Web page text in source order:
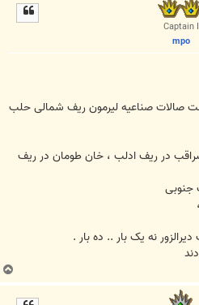
Captain I
mpo
ﺻﺎﻻﺕ ﺻﻨﺎﻋﯿﻪ ﻟﯿﺮﻣﻮﻥ ﺭﯾﻒ ﺷﻤﺎﻟﯽ ﺣﻠﺐ
ﺩﺭ ﺭﯾﻒ ﺍﺩﻟﺐ ، ﺧﺎﻥ ﻃﻮﻣﺎﻥ ﺩﺭ ﺭﯾﻒ
ﺟﻨﻮﺑﯽ
ﻧﻪ ﯾﮏ ﺑﺎﺭ .. ﺩﻩ ﺑﺎﺭ .
ب
ا